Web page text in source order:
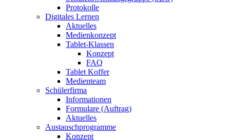
Protokolle
Digitales Lernen
Aktuelles
Medienkonzept
Tablet-Klassen
Konzept
FAQ
Tablet Koffer
Medienteam
Schülerfirma
Informationen
Formulare (Auftrag)
Aktuelles
Austauschprogramme
Konzept